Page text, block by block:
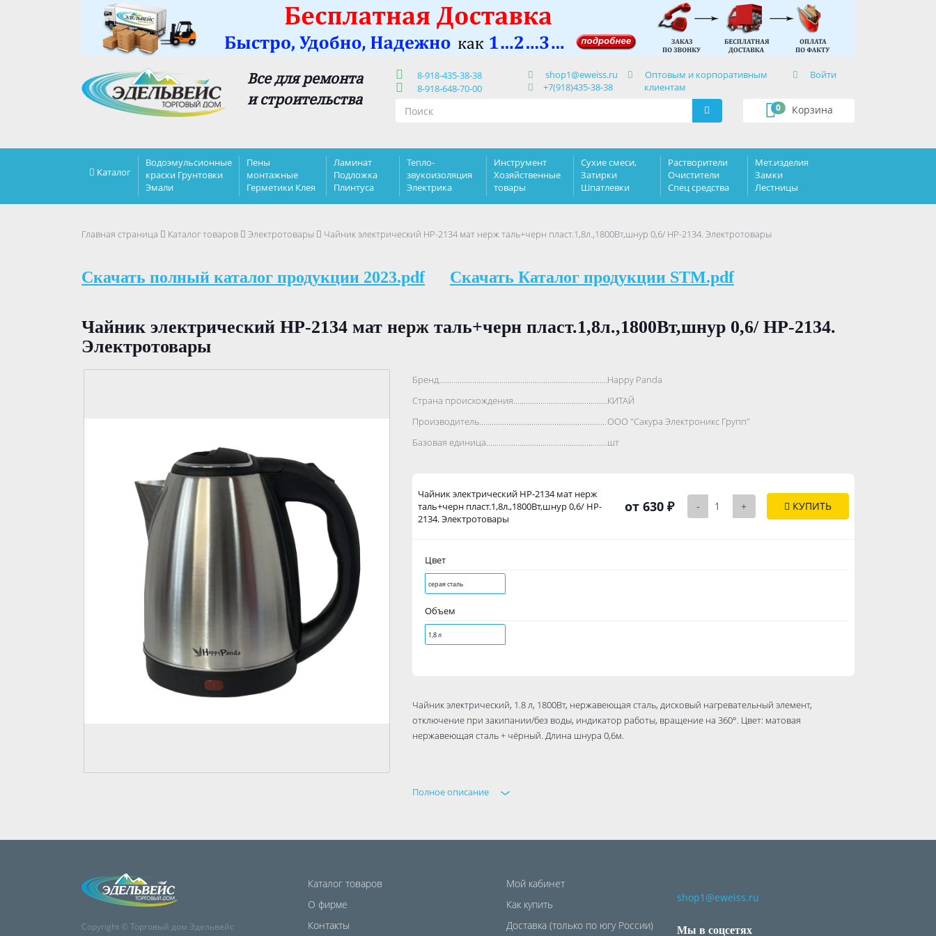
Все для ремонта
и строительства
8-918-435-38-38
8-918-648-70-00
shop1@eweiss.ru
+7(918)435-38-38
Оптовым и корпоративным
клиентам
Войти
Корзина
0
Каталог
Водоэмульсионные
краски Грунтовки
Эмали
Пены
монтажные
Герметики Клея
Ламинат
Подложка
Плинтуса
Тепло-
звукоизоляция
Электрика
Инструмент
Хозяйственные
товары
Сухие смеси,
Затирки
Шпатлевки
Растворители
Очистители
Спец средства
Мет.изделия
Замки
Лестницы
Главная страница Каталог товаров Электротовары Чайник электрический HP-2134 мат нерж таль+черн пласт.1,8л.,1800Вт,шнур 0,6/ HP-2134. Электротовары
Скачать полный каталог продукции 2023.pdf Скачать Каталог продукции STM.pdf
Чайник электрический HP-2134 мат нерж таль+черн пласт.1,8л.,1800Вт,шнур 0,6/ HP-2134.
Электротовары
Бренд..................................................................................Happy Panda
Страна происхождения..................................................................................
КИТАЙ
Производитель..................................................................................ООО "Сакура Электроникс Групп"
Базовая единица..................................................................................
шт
Чайник электрический HP-2134 мат нерж
таль+черн пласт.1,8л.,1800Вт,шнур 0,6/ HP-
2134. Электротовары
от 630 ₽ - + КУПИТЬ
Цвет
серая сталь
Объем
1,8 л
Чайник электрический, 1.8 л, 1800Вт, нержавеющая сталь, дисковый нагревательный элемент,
отключение при закипании/без воды, индикатор работы, вращение на 360°. Цвет: матовая
нержавеющая сталь + чёрный. Длина шнура 0,6м.
Полное описание
Copyright © Торговый дом Эдельвейс
Каталог товаров
О фирме
Контакты
Мой кабинет
Как купить
Доставка (только по югу России)
shop1@eweiss.ru
Мы в соцсетях